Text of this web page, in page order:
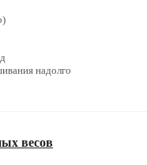
надолго
весов